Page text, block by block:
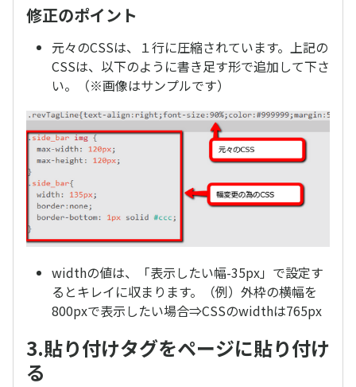
修正のポイント
元々のCSSは、１行に圧縮されています。上記の
CSSは、以下のように書き足す形で追加して下さ
い。（※画像はサンプルです）
widthの値は、「表示したい幅-35px」で設定す
るとキレイに収まります。（例）外枠の横幅を
800pxで表示したい場合⇒CSSのwidthは765px
3.貼り付けタグをページに貼り付け
る